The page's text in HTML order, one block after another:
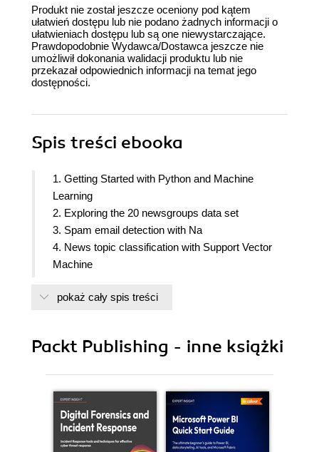
Produkt nie został jeszcze oceniony pod kątem
ułatwień dostępu lub nie podano żadnych informacji o
ułatwieniach dostępu lub są one niewystarczające.
Prawdopodobnie Wydawca/Dostawca jeszcze nie
umożliwił dokonania walidacji produktu lub nie
przekazał odpowiednich informacji na temat jego
dostępności.
Spis treści ebooka
1. Getting Started with Python and Machine
Learning
2. Exploring the 20 newsgroups data set
3. Spam email detection with Na
4. News topic classification with Support Vector
Machine
algorithms
7. Stock prices prediction with regression
pokaż cały spis treści
Packt Publishing - inne książki